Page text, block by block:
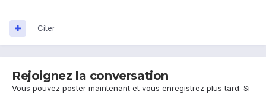
Citer
Rejoignez la conversation
Vous pouvez poster maintenant et vous enregistrez plus tard. Si